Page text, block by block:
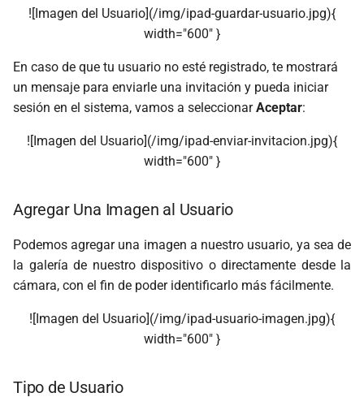
![Imagen del Usuario](/img/ipad-guardar-usuario.jpg){
width="600" }
En caso de que tu usuario no esté registrado, te mostrará
un mensaje para enviarle una invitación y pueda iniciar
sesión en el sistema, vamos a seleccionarAceptar:
![Imagen del Usuario](/img/ipad-enviar-invitacion.jpg){
width="600" }
Agregar Una Imagen al Usuario
Podemos agregar una imagen a nuestro usuario, ya sea de
la galería de nuestro dispositivo o directamente desde la
cámara, con el fin de poder identificarlo más fácilmente.
![Imagen del Usuario](/img/ipad-usuario-imagen.jpg){
width="600" }
Tipo de Usuario